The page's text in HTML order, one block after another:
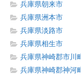
兵庫県朝来市
兵庫県洲本市
兵庫県淡路市
兵庫県相生市
兵庫県神崎郡市川町
兵庫県神崎郡神河町